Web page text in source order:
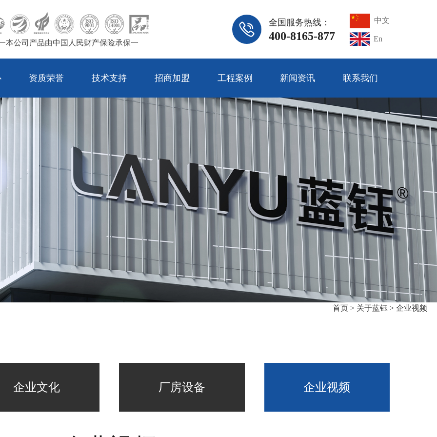
本公司产品由中国人民财产保险承保一
全国服务热线：
400-8165-877
中文
En
资质荣誉 技术支持 招商加盟 工程案例 新闻资讯 联系我们
首页 > 关于蓝钰 > 企业视频
企业文化 厂房设备 企业视频